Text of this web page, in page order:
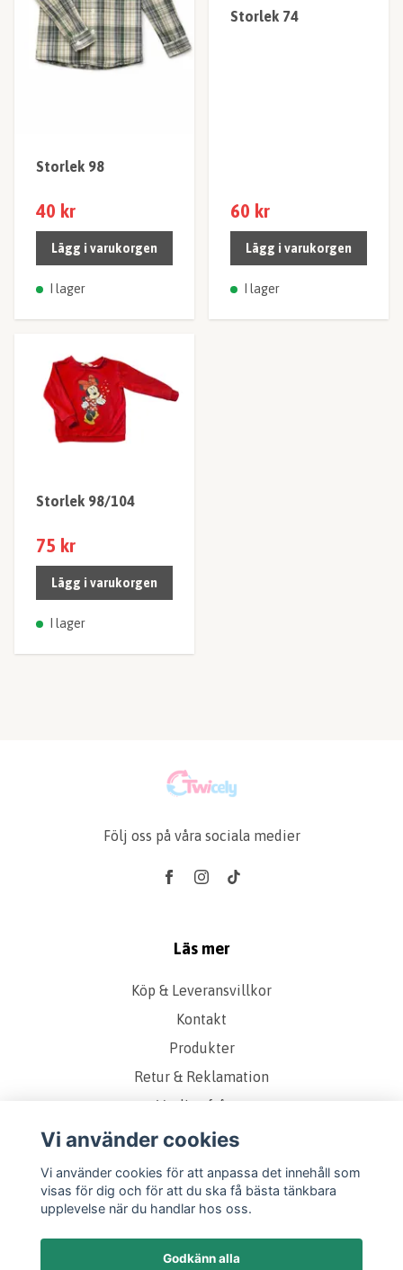
Storlek 98
40 kr
Lägg i varukorgen
I lager
Storlek 74
60 kr
Lägg i varukorgen
I lager
Storlek 98/104
75 kr
Lägg i varukorgen
I lager
Följ oss på våra sociala medier
Läs mer
Köp & Leveransvillkor
Kontakt
Produkter
Retur & Reklamation
Vanliga frågor
Om oss
Storleks & Kvalitetsguide
Vi använder cookies
Vi använder cookies för att anpassa det innehåll som
visas för dig och för att du ska få bästa tänkbara
upplevelse när du handlar hos oss.
Godkänn alla